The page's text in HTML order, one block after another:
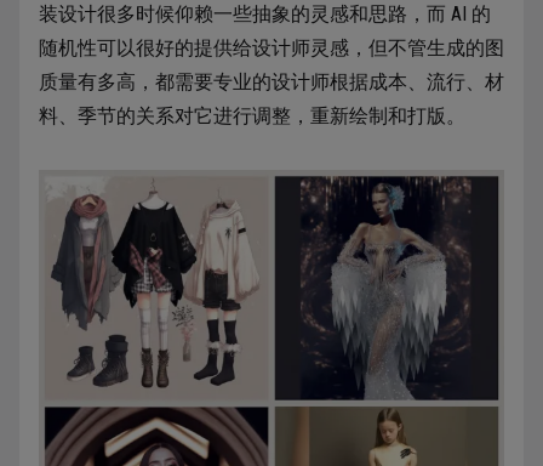
装设计很多时候仰赖一些抽象的灵感和思路，而 AI 的
随机性可以很好的提供给设计师灵感，但不管生成的图
质量有多高，都需要专业的设计师根据成本、流行、材
料、季节的关系对它进行调整，重新绘制和打版。